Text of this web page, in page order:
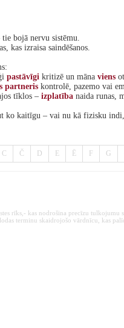
bojā nervu sistēmu.
kas izraisa saindēšanos.
pastāvīgi kritizē un māna viens
partneris kontrolē, pazemo vai
tīklos – izplatība naida runas,
ko kaitīgu – vai nu kā fizisku
C Č D E Ē F G
rīks,- kas nodrošina precīzu tulkojumu
terminu skaidrojošo vārdnīcu, kas